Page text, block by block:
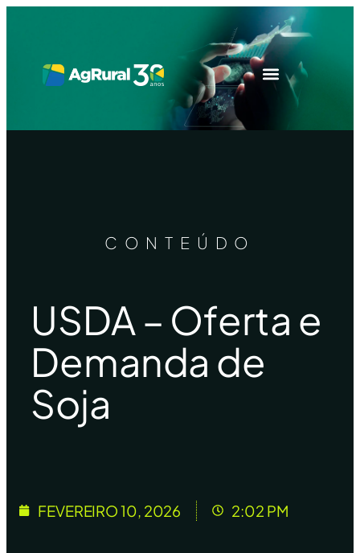
CONTEÚDO
USDA – Oferta e
Demanda de
Soja
FEVEREIRO 10, 2026 2:02 PM